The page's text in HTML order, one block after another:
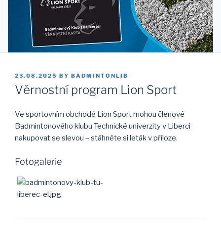
POSTED
ON
23.08.2025 BY BADMINTONLIB
Věrnostní program Lion Sport
Ve sportovním obchodě Lion Sport mohou členové
Badmintonového klubu Technické univerzity v Liberci
nakupovat se slevou – stáhněte si leták v příloze.
Fotogalerie